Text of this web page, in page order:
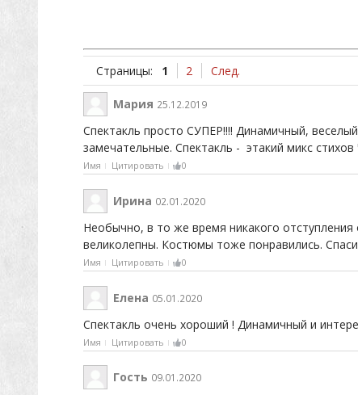
Страницы: 1 2 След.
Мария 25.12.2019
Спектакль просто СУПЕР!!!! Динамичный,
замечательные. Спектакль - этакий микс
Имя Цитировать 0
Ирина 02.01.2020
Необычно, в то же время никакого
великолепны. Костюмы тоже понравились.
Имя Цитировать 0
Елена 05.01.2020
Спектакль очень хороший ! Динамичный и
Имя Цитировать 0
Гость 09.01.2020